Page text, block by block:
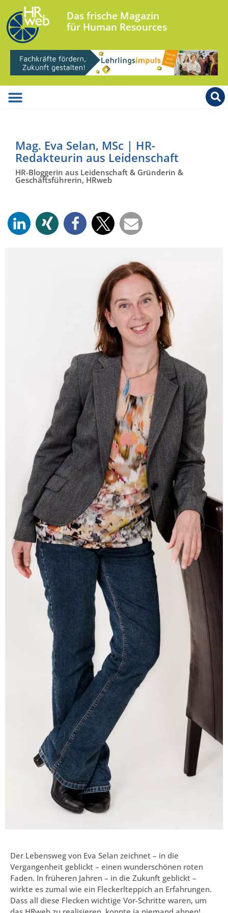
Das frische Magazin
für Human Resources
Mag. Eva Selan, MSc | HR-
Redakteurin aus Leidenschaft
HR-Bloggerin aus Leidenschaft & Gründerin &
Geschäftsführerin, HRweb
Der Lebensweg von Eva Selan zeichnet – in die
Vergangenheit geblickt – einen wunderschönen roten
Faden. In früheren Jahren – in die Zukunft geblickt –
wirkte es zumal wie ein Fleckerlteppich an Erfahrungen.
Dass all diese Flecken wichtige Vor-Schritte waren, um